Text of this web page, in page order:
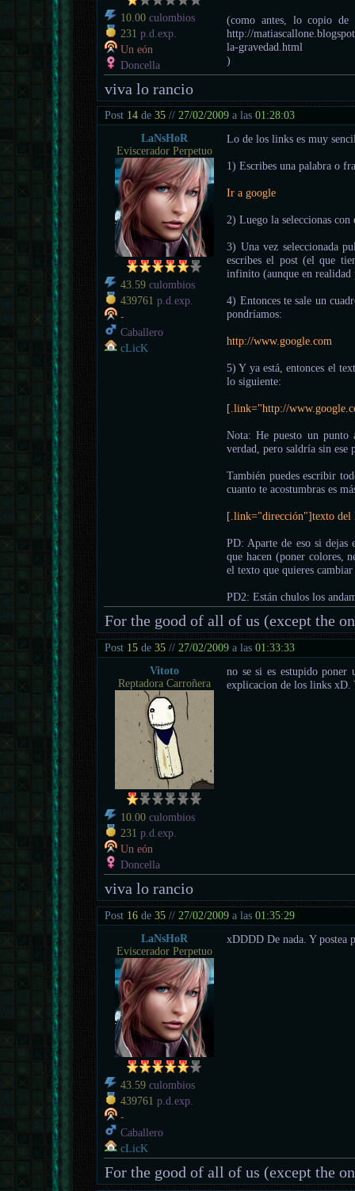
10.00 culombios
231 p.d.exp.
Un eón
Doncella
(como antes, lo copio
http://
la-gravedad.html
)
viva lo rancio
Post 14 de35 //27/02/2009 a las01:28:03
LaNsHoR
Eviscerador Perpetuo
43.59 culombios
439761 p.d.exp.
-
Caballero
cLicK
Lo de los links es muy
1) Escribes una palabra o
Ir a google
2) Luego la seleccionas con
3) Una vez seleccionada
escribes el post (el que
infinito (aunque en realidad
4) Entonces te sale un
pondríamos:
http://www.google.com
5) Y ya está, entonces el
lo siguiente:
[.link="http://
Nota: He puesto un
verdad, pero saldría sin ese
También puedes escribir
cuanto te acostumbras es
[.link="dirección"]texto
PD: Aparte de eso si dejas
que hacen (poner colores,
el texto que quieres
PD2: Están chulos los
For the good of all of us (except the
Post 15 de35 //27/02/2009 a las01:33:33
Vitoto
Reptadora Carroñera
10.00 culombios
231 p.d.exp.
Un eón
Doncella
no se si es estupido poner
explicacion de los links xD.
viva lo rancio
Post 16 de35 // 27/02/2009 a las01:35:29
LaNsHoR
Eviscerador Perpetuo
43.59 culombios
439761 p.d.exp.
-
Caballero
cLicK
xDDDD De nada. Y postea
For the good of all of us (except the